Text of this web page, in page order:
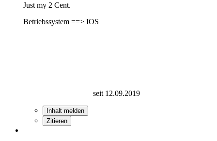
Just my 2 Cent.
Betriebssystem ==> IOS
seit 12.09.2019
Inhalt melden
Zitieren